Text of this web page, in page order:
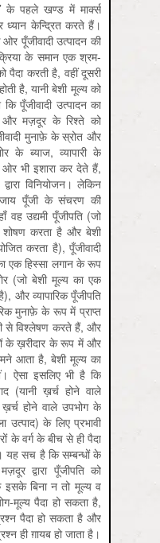
के पहले खण्ड में मार्क्स
ध्यान केन्द्रित करते हैं।
पूँजीवादी उत्पादन की
के समान एक श्रम-
पैदा करती है, वहीं दूसरी
है, यानी बेशी मूल्य को
पूँजीवादी उत्पादन का
और मज़दूर के रिश्ते को
मुनाफ़े के स्रोत और
के ब्याज, व्यापारी के
ओर भी इशारा कर देते हैं,
विनियोजन। लेकिन
पूँजी के संचरण की
वह उद्यमी पूँजीपति (जो
करता है और बेशी
करता है), पूँजीवादी
एक हिस्सा लगान के रूप
(जो बेशी मूल्य का एक
और व्यापारिक पूँजीपति
मुनाफ़े के रूप में प्राप्त
से विश्लेषण करते हैं, और
के ख़रीदार के रूप में और
आता है, बेशी मूल्य का
ऐसा इसलिए भी है कि
(यानी ख़र्च होने वाले
होने वाले उपभोग के
उत्पाद) के लिए प्रभावी
के वर्ग के बीच से ही पैदा
यह सच है कि सम्बन्धों के
द्वारा पूँजीपति को
इसके बिना न तो मूल्य व
मूल्य पैदा हो सकता है,
पैदा हो सकता है और
ही ग़ायब हो जाता है।